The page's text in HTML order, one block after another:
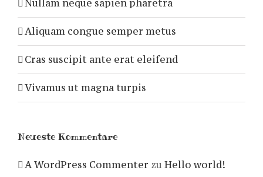
Nullam neque sapien pharetra
Aliquam congue semper metus
Cras suscipit ante erat eleifend
Vivamus ut magna turpis
Neueste Kommentare
A WordPress Commenter zu Hello world!